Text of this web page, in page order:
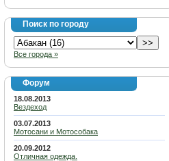
Поиск по городу
Все города »
Форум
18.08.2013
Вездеход
03.07.2013
Мотосани и Мотособака
20.09.2012
Отличная одежда.